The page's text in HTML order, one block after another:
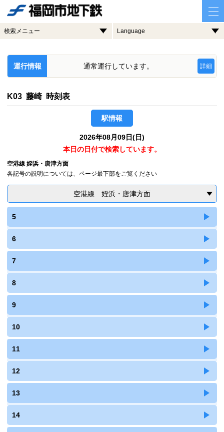
検索メニュー Language
運行情報 通常運行しています。 詳細
K03 藤崎 時刻表
駅情報
2026年08月09日(日)
本日の日付で検索しています。
空港線 姪浜・唐津方面
各記号の説明については、ページ最下部をご覧ください
空港線 姪浜・唐津方面
5
6
7
8
9
10
11
12
13
14